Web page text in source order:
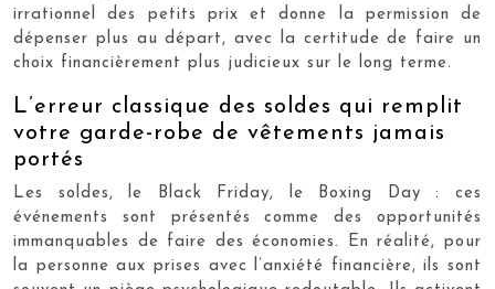
irrationnel des petits prix et donne la permission de
dépenser plus au départ, avec la certitude de faire un
choix financièrement plus judicieux sur le long terme.
L’erreur classique des soldes qui remplit
votre garde-robe de vêtements jamais
portés
Les soldes, le Black Friday, le Boxing Day : ces
événements sont présentés comme des opportunités
immanquables de faire des économies. En réalité, pour
la personne aux prises avec l’anxiété financière, ils sont